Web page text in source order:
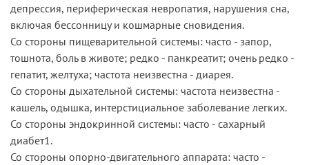
депрессия, периферическая невропатия, нарушения сна,
включая бессонницу и кошмарные сновидения.
Со стороны пищеварительной системы: часто - запор,
тошнота, боль в животе; редко - панкреатит; очень редко -
гепатит, желтуха; частота неизвестна - диарея.
Со стороны дыхательной системы: частота неизвестна -
кашель, одышка, интерстициальное заболевание легких.
Со стороны эндокринной системы: часто - сахарный
диабет1.
Со стороны опорно-двигательного аппарата: часто -